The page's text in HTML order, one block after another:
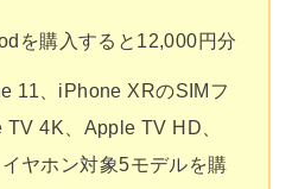
を購入すると12,000円分
11、iPhone XRのSIMフ
4K、Apple TV HD、
ヤホン対象5モデルを購